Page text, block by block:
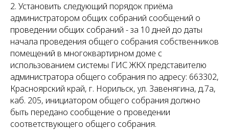
2. Установить следующий порядок приёма
администратором общих собраний сообщений о
проведении общих собраний - за 10 дней до даты
начала проведения общего собрания собственников
помещений в многоквартирном доме с
использованием системы ГИС ЖКХ представителю
администратора общего собрания по адресу: 663302,
Красноярский край, г. Норильск, ул. Завенягина, д.7а,
каб. 205, инициатором общего собрания должно
быть передано сообщение о проведении
соответствующего общего собрания.